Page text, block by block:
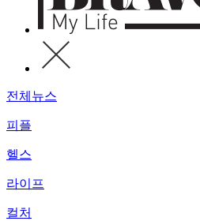
전체뉴스
피플
헬스
라이프
컬처